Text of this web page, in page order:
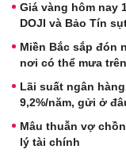
Giá vàng hôm nay
DOJI và Bảo Tín
Miền Bắc sắp đón
nơi có thể mưa
Lãi suất ngân
9,2%/năm, gửi ở
Mâu thuẫn vợ
lý tài chính